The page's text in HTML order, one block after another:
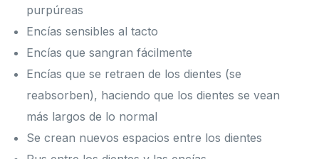
purpúreas
Encías sensibles al tacto
Encías que sangran fácilmente
Encías que se retraen de los dientes (se
reabsorben), haciendo que los dientes se vean
más largos de lo normal
Se crean nuevos espacios entre los dientes